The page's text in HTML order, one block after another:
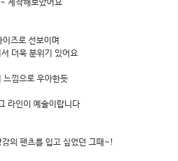
제작해보았어요
즈로 선보이며
더욱 분위기 있어요
느낌으로 우아한듯
라인이 예술이랍니다
의 팬츠를 입고 싶었던 그때~!